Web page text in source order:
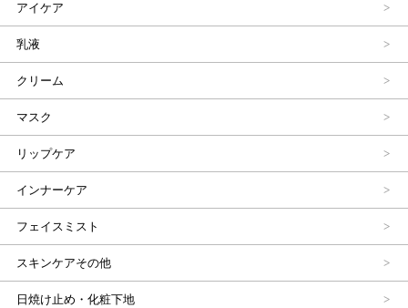
アイケア
乳液
クリーム
マスク
リップケア
インナーケア
フェイスミスト
スキンケアその他
日焼け止め・化粧下地